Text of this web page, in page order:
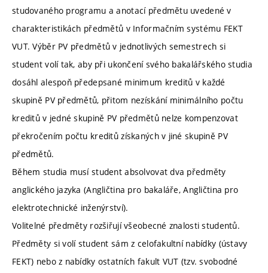
studovaného programu a anotací předmětu uvedené v
charakteristikách předmětů v Informačním systému FEKT
VUT. Výběr PV předmětů v jednotlivých semestrech si
student volí tak, aby při ukončení svého bakalářského studia
dosáhl alespoň předepsané minimum kreditů v každé
skupině PV předmětů, přitom nezískání minimálního počtu
kreditů v jedné skupině PV předmětů nelze kompenzovat
překročením počtu kreditů získaných v jiné skupině PV
předmětů.
Během studia musí student absolvovat dva předměty
anglického jazyka (Angličtina pro bakaláře, Angličtina pro
elektrotechnické inženýrství).
Volitelné předměty rozšiřují všeobecné znalosti studentů.
Předměty si volí student sám z celofakultní nabídky (ústavy
FEKT) nebo z nabídky ostatních fakult VUT (tzv. svobodné